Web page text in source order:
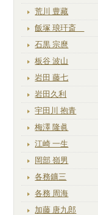
荒川 豊藏
飯塚 琅玕斎
石黒 宗麿
板谷 波山
岩田 藤七
岩田久利
宇田川 抱青
梅澤 隆眞
江崎 一生
岡部 嶺男
各務鑛三
各務 周海
加藤 唐九郎